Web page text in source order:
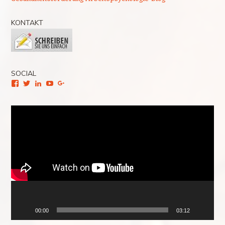
KONTAKT
SOCIAL
Facebook
TwitterLinkedIn
YouTube
00:00 03:12